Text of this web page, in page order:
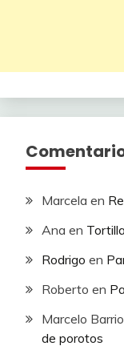
Marcela en
Ana en
Rodrigo en
Roberto en
Marcelo
de porotos